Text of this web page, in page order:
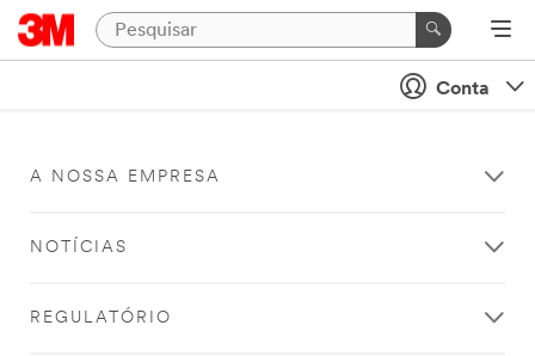
Conta
A NOSSA EMPRESA
NOTÍCIAS
REGULATÓRIO